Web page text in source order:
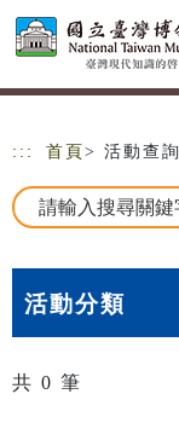
跳到主要內容
網站導覽
::: 首頁 > 活動查詢
活動分類
共 0 筆